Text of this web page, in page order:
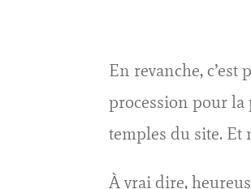
En revanche,
procession pour la
temples du site. Et
À vrai dire,